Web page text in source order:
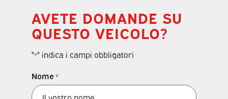
AVETE DOMANDE SU
QUESTO VEICOLO?
"*" indica i campi obbligatori
Nome*